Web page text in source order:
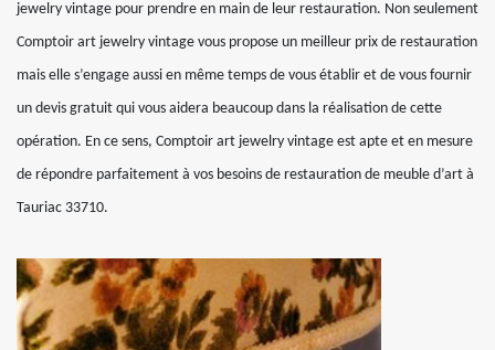
jewelry vintage pour prendre en main de leur restauration. Non seulement
Comptoir art jewelry vintage vous propose un meilleur prix de restauration
mais elle s’engage aussi en même temps de vous établir et de vous fournir
un devis gratuit qui vous aidera beaucoup dans la réalisation de cette
opération. En ce sens, Comptoir art jewelry vintage est apte et en mesure
de répondre parfaitement à vos besoins de restauration de meuble d’art à
Tauriac 33710.